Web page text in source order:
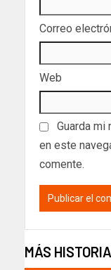
Correo
Web
Guarda mi
en este
comente.
MÁS